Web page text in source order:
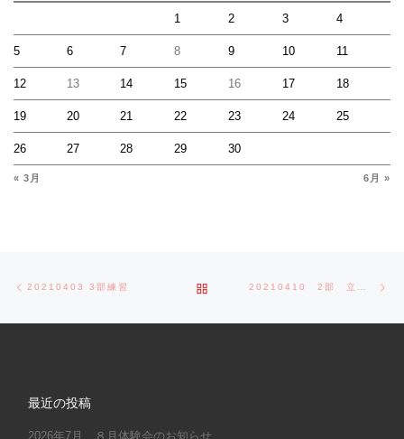
« 3月 6月 »
1 2 3 4
5 6 7 8 9 10 11
12 13 14 15 16 17 18
19 20 21 22 23 24 25
26 27 28 29 30
Post navigation
20210403 3部練習 BACK TO POST LIST 20210410 2部 立川大会予選
最近の投稿
2026年7月、８月体験会のお知らせ